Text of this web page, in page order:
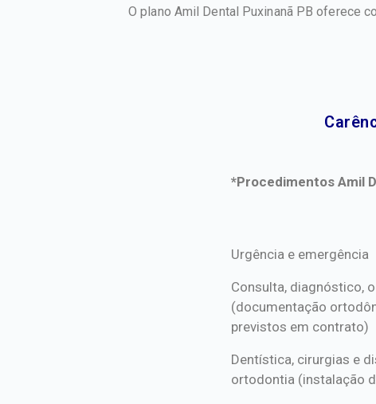
O plano Amil Dental Puxinanã PB oferece
*Procedimentos Amil
*Procedimentos Amil
Urgência e emergência
Consulta, diagnóstico,
(documentação
previstos em contrato)
Dentística, cirurgias e
ortodontia (instalação